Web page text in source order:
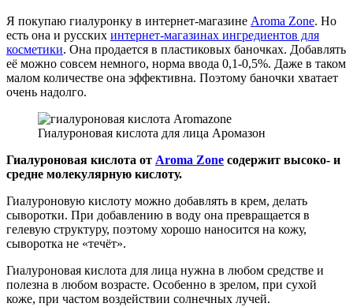
Я покупаю гиалуронку в интернет-магазине Aroma Zone. Но
есть она и русских интернет-магазинах ингредиентов для
косметики. Она продается в пластиковых баночках. Добавлять
её можно совсем немного, норма ввода 0,1-0,5%. Даже в таком
малом количестве она эффективна. Поэтому баночки хватает
очень надолго.
Гиалуроновая кислота для лица Аромазон
Гиалуроновая кислота от Aroma Zone содержит высоко- и
средне молекулярную кислоту.
Гиалуроновую кислоту можно добавлять в крем, делать
сыворотки. При добавлению в воду она превращается в
гелевую структуру, поэтому хорошо наносится на кожу,
сыворотка не «течёт».
Гиалуроновая кислота для лица нужна в любом средстве и
полезна в любом возрасте. Особенно в зрелом, при сухой
коже, при частом воздействии солнечных лучей.